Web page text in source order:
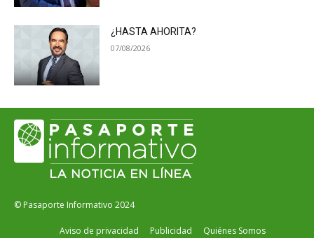
¿HASTA AHORITA?
07/08/2026
© Pasaporte Informativo 2024
Aviso de privacidad Publicidad Quiénes Somos